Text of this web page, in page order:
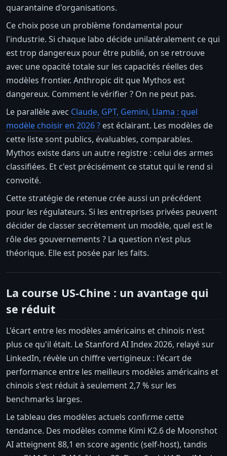
quarantaine d'organisations.
Ce choix pose un problème fondamental pour
l'industrie. Si chaque labo décide unilatéralement ce qui
est trop dangereux pour être publié, on se retrouve
avec une opacité totale sur les capacités réelles des
modèles frontier. Anthropic dit que Mythos est
dangereux. Comment le vérifier ? On ne peut pas.
Le parallèle avec Claude, GPT, Gemini, Llama : quel
modèle choisir en 2026 ? est éclairant. Les modèles de
cette liste sont publics, évaluables, comparables.
Mythos existe dans un autre registre : celui des armes
classifiées. Et c'est précisément ce statut qui le rend si
convoité.
Cette stratégie de retenue crée aussi un précédent
pour les régulateurs. Si les entreprises privées peuvent
décider de classer secrètement un modèle, quel est le
rôle des gouvernements ? La question n'est plus
théorique. Elle est posée par les faits.
La course US-Chine : un avantage qui
se réduit
L'écart entre les modèles américains et chinois n'est
plus ce qu'il était. Le Stanford AI Index 2026, relayé sur
LinkedIn, révèle un chiffre vertigineux : l'écart de
performance entre les meilleurs modèles américains et
chinois s'est réduit à seulement 2,7 % sur les
benchmarks larges.
Le tableau des modèles actuels confirme cette
tendance. Des modèles comme Kimi K2.6 de Moonshot
AI atteignent 88,1 en score agentic (self-host), tandis